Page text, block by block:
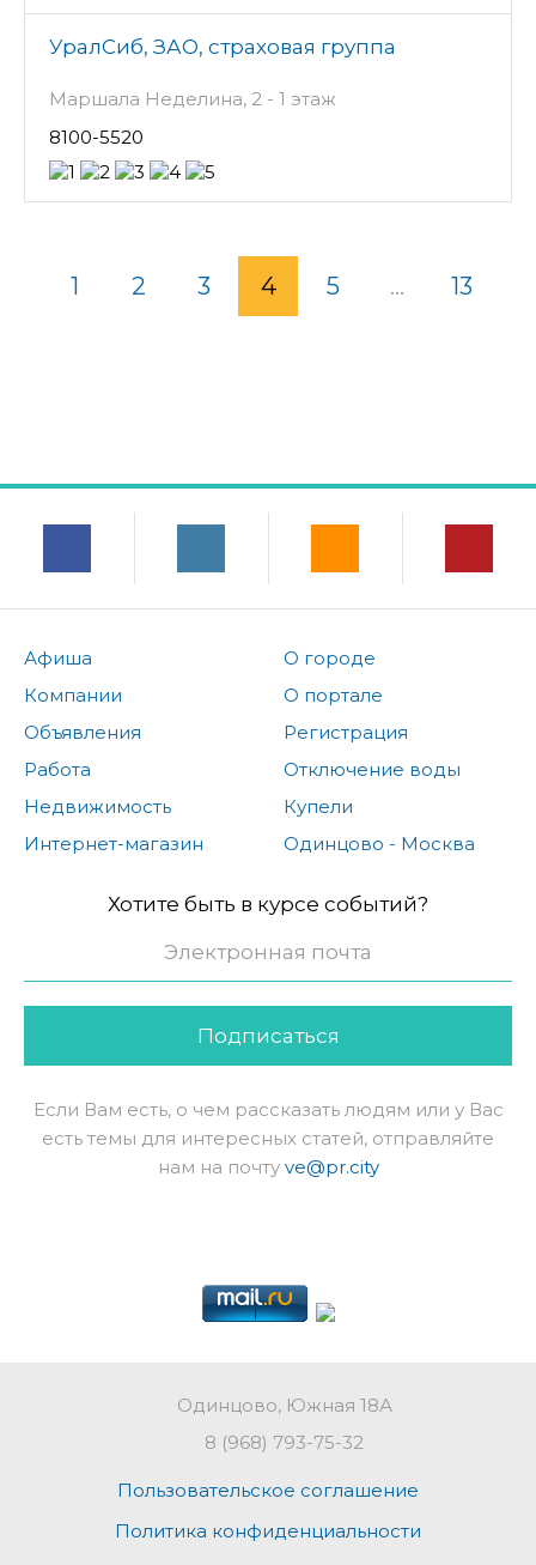
УралСиб, ЗАО, страховая группа
Маршала Неделина, 2 - 1 этаж
8100-5520
1 2 3 4 5 ... 13
Афиша
Компании
Объявления
Работа
Недвижимость
Интернет-магазин
О городе
О портале
Регистрация
Отключение воды
Купели
Одинцово - Москва
Хотите быть в курсе событий?
Подписаться
Если Вам есть, о чем рассказать людям или у Вас
есть темы для интересных статей, отправляйте
нам на почту ve@pr.city
Одинцово, Южная 18А
8 (968) 793-75-32
Пользовательское соглашение
Политика конфиденциальности